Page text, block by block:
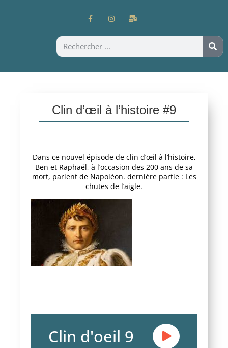
Clin d’œil à l’histoire #9
Dans ce nouvel épisode de clin d’œil à l’histoire,
Ben et Raphaël, à l’occasion des 200 ans de sa
mort, parlent de Napoléon. dernière partie : Les
chutes de l’aigle.
Clin d'oeil 9